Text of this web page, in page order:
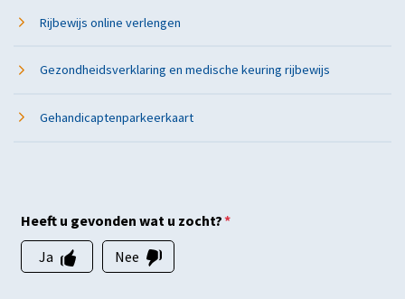
Rijbewijs online verlengen
Gezondheidsverklaring en medische keuring rijbewijs
Gehandicaptenparkeerkaart
Heeft u gevonden wat u zocht?*
Ja
Nee